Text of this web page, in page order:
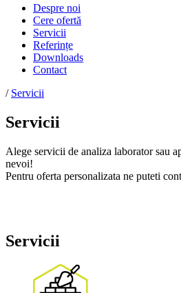
Despre noi
Cere ofertă
Servicii
Referințe
Downloads
Contact
/ Servicii
Servicii
Alege servicii de analiza laborator sau
nevoi!
Pentru oferta personalizata ne puteti
Servicii